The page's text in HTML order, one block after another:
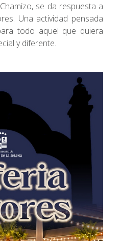
se da respuesta a
Una actividad pensada
todo aquel que quiera
y diferente.